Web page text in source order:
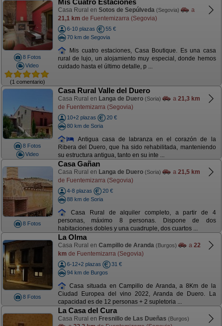
8 Fotos
Video
(1 comentario)
Mis Cuatro Estaciones
Casa Rural en Sotos de Sepúlveda (Segovia)
a
21,1 km de Fuentemizarra (Segovia)
6-10 plazas
55 €
70 km de Segovia
Mis cuatro estaciones, Casa Boutique. Es una casa
rural de lujo, un alojamiento muy especial, donde hemos
cuidado hasta el último detalle, p ...
8 Fotos
Video
Casa Rural Valle del Duero
Casa Rural en Langa de Duero (Soria) a 21,3 km
de Fuentemizarra (Segovia)
10+2 plazas
20 €
80 km de Soria
Antigua casa de labranza en el corazón de la
Ribera del Duero, que ha sido rehabilitada, manteniendo
su estructura antigua, tanto en su inte ...
8 Fotos
Casa Gañan
Casa Rural en Langa de Duero (Soria) a 21,5 km
de Fuentemizarra (Segovia)
4-8 plazas
20 €
88 km de Soria
Casa Rural de alquiler completo, a partir de 4
personas, máximo 8 personas. Dispone de dos
habitaciones dobles y una cuadruple, dos cuartos ...
8 Fotos
La Olma
Casa Rural en Campillo de Aranda (Burgos) a 22
km de Fuentemizarra (Segovia)
6-12+2 plazas
31 €
94 km de Burgos
Casa situada en Campillo de Aranda, a 8Km de la
Ciudad Europea del vino 2022, Aranda de Duero. La
capacidad es de 12 personas + 2 supletoria ...
La Casa del Cura
Casa Rural en Fresnillo de Las Dueñas (Burgos)